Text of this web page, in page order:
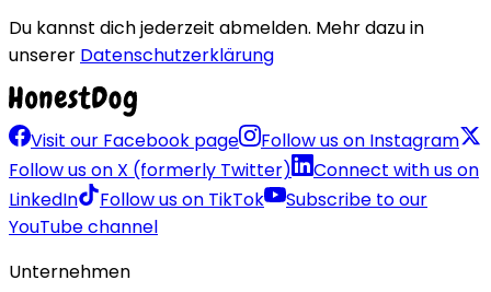
Du kannst dich jederzeit abmelden. Mehr dazu in
unserer Datenschutzerklärung
Visit our Facebook page
Follow us on Instagram
Follow us on X (formerly Twitter)
Connect with us on
LinkedIn
Follow us on TikTok
Subscribe to our
YouTube channel
Unternehmen